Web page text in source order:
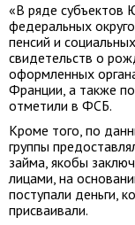
«В ряде субъектов
федеральных
пенсий и
свидетельств о
оформленных
Франции, а также
отметили в ФСБ.
Кроме того, по
группы
займа, якобы
лицами, на
поступали деньги,
присваивали.